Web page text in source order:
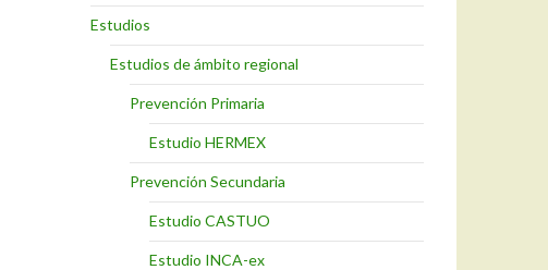
Estudios
Estudios de ámbito regional
Prevención Primaria
Estudio HERMEX
Prevención Secundaria
Estudio CASTUO
Estudio INCA-ex